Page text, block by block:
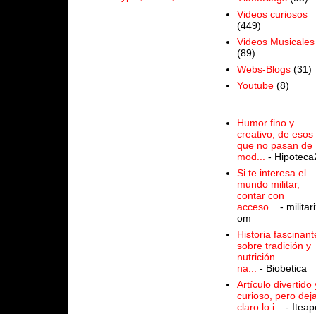
Videos curiosos
(449)
Videos Musicales
(89)
Webs-Blogs (31)
Youtube (8)
Humor fino y
creativo, de esos
que no pasan de
mod...
-
Si te interesa el
mundo militar,
contar con
acceso...
-
om
Historia
sobre tradición y
nutrición
na...
- Biobetica
Artículo divertido
curioso, pero deja
claro lo i...
-